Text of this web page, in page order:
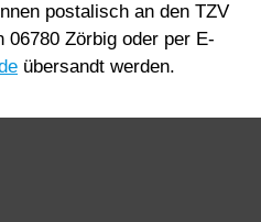
postalisch an den TZV
06780 Zörbig oder per E-
übersandt werden.